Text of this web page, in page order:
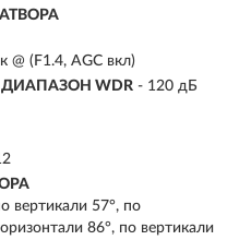
@ (F1.4, AGC вкл)
WDR - 120 дБ
вертикали 57°, по
86°, по вертикали